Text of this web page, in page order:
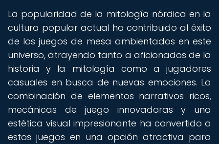
La popularidad de la mitología nórdica en la
cultura popular actual ha contribuido al éxito
de los juegos de mesa ambientados en este
universo, atrayendo tanto a aficionados de la
historia y la mitología como a jugadores
casuales en busca de nuevas emociones. La
combinación de elementos narrativos ricos,
mecánicas de juego innovadoras y una
estética visual impresionante ha convertido a
estos juegos en una opción atractiva para